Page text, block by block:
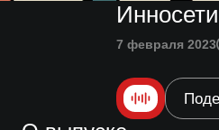
Инносети
7 февраля 2023